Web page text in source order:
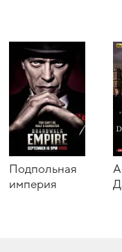
Подпольная
империя